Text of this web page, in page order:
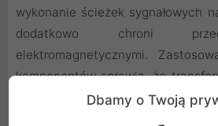
wykonanie ścieżek sygnałowych
dodatkowo chroni
elektromagnetycznymi.
komponentów sprawia, że
zawsze utrzymują się na
Dbamy o Twoją